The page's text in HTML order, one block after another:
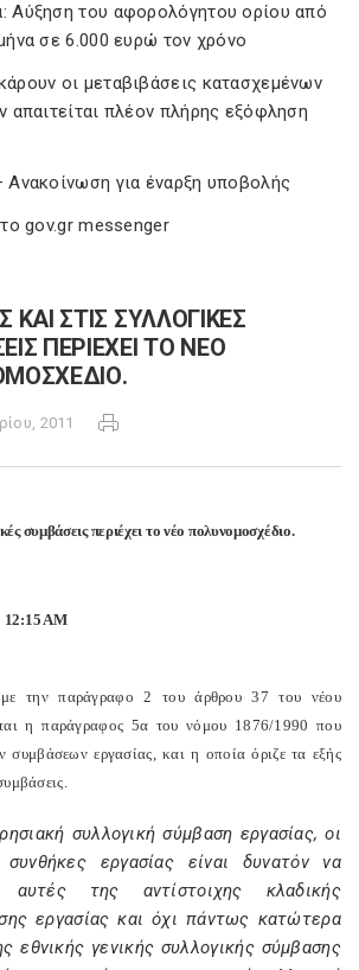
Αύξηση του αφορολόγητου ορίου από
σε 6.000 ευρώ τον χρόνο
οι μεταβιβάσεις κατασχεμένων
απαιτείται πλέον πλήρης εξόφληση
για έναρξη υποβολής
gov.gr messenger
ΚΑΙ ΣΤΙΣ ΣΥΛΛΟΓΙΚΕΣ
ΠΕΡΙΕΧΕΙ ΤΟ ΝΕΟ
2011
συμβάσεις περιέχει το νέο πολυνομοσχέδιο.
12:15 AM
με την παράγραφο 2 του άρθρου 37 του νέου
η παράγραφος 5α του νόμου 1876/1990 που
συμβάσεων εργασίας, και η οποία όριζε τα εξής
συλλογική σύμβαση εργασίας, οι
εργασίας είναι δυνατόν να
αυτές της αντίστοιχης κλαδικής
εργασίας και όχι πάντως κατώτερα
εθνικής γενικής συλλογικής σύμβασης